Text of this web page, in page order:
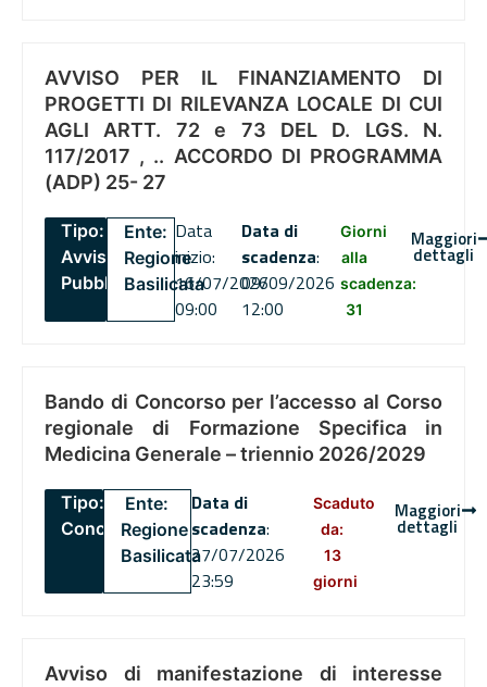
AVVISO PER IL FINANZIAMENTO DI
PROGETTI DI RILEVANZA LOCALE DI CUI
AGLI ARTT. 72 e 73 DEL D. LGS. N.
117/2017 , .. ACCORDO DI PROGRAMMA
(ADP) 25- 27
Tipo:
Avviso
Pubblico
Ente:
Regione
Basilicata
Data
inizio:
16/07/2026
09:00
Data di
scadenza:
09/09/2026
12:00
Giorni
alla
scadenza:
31
Maggiori
dettagli
Bando di Concorso per l’accesso al Corso
regionale di Formazione Specifica in
Medicina Generale – triennio 2026/2029
Tipo:
Concorsi
Ente:
Regione
Basilicata
Data di
scadenza:
27/07/2026
23:59
Scaduto
da:
13
giorni
Maggiori
dettagli
Avviso di manifestazione di interesse